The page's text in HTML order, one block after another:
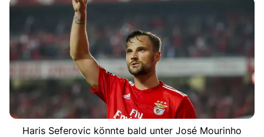
Haris Seferovic könnte bald unter José Mourinho